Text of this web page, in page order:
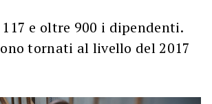
e oltre 900 i dipendenti.
tornati al livello del 2017